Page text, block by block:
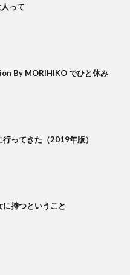
って
By MORIHIKO でひと休み
ってきた（2019年版）
持つということ